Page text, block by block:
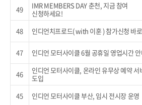
49
IMR MEMBERS DAY 춘천, 지금 참여
신청하세요!
48
인디언치프로드( with 이훈 ) 참가신청 바
47
인디언 모터사이클 6월 공휴일 영업시간
46
인디언 모터사이클, 온라인 유무상 예약 서
도입
45
인디언 모터사이클 부산, 임시 전시장 운영